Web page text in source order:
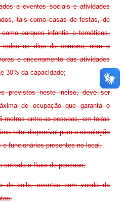
a eventos sociais e atividades
tais como casas de festas, de
parques infantis e temáticos,
os dias da semana, com a
e encerramento das atividades
30% da capacidade;
previstos neste inciso, deve ser
de ocupação que garanta o
metros entre as pessoas, em todas
total disponível para a circulação
e funcionários presentes no local.
entrada e fluxo de pessoas;
de baile, eventos com venda de